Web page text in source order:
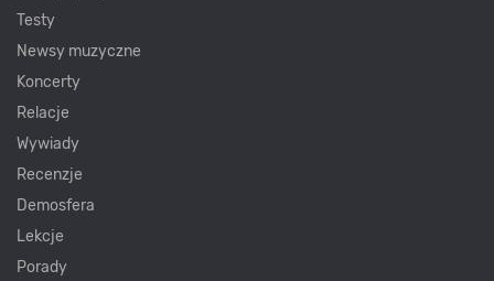
Testy
Newsy muzyczne
Koncerty
Relacje
Wywiady
Recenzje
Demosfera
Lekcje
Porady